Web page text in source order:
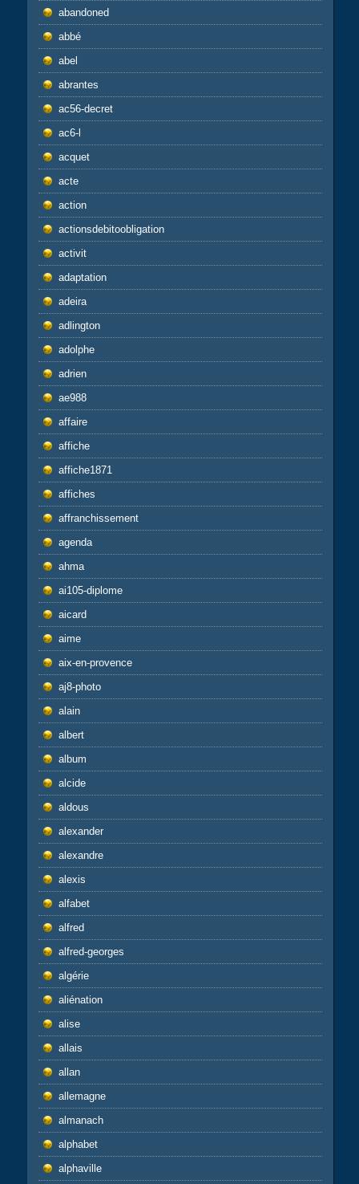
abandoned
abbé
abel
abrantes
ac56-decret
ac6-l
acquet
acte
action
actionsdebitoobligation
activit
adaptation
adeira
adlington
adolphe
adrien
ae988
affaire
affiche
affiche1871
affiches
affranchissement
agenda
ahma
ai105-diplome
aicard
aime
aix-en-provence
aj8-photo
alain
albert
album
alcide
aldous
alexander
alexandre
alexis
alfabet
alfred
alfred-georges
algérie
aliénation
alise
allais
allan
allemagne
almanach
alphabet
alphaville